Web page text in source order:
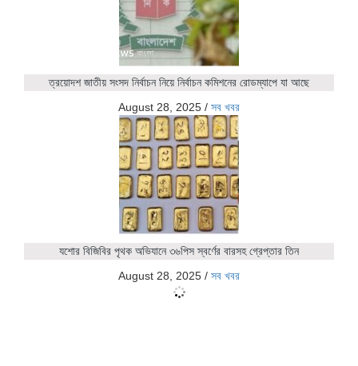
ত্রয়োদশ জাতীয় সংসদ নির্বাচন নিয়ে নির্বাচন কমিশনের রোডম্যাপে যা আছে
August 28, 2025 / সব খবর
যশোর বিজিবির পৃথক অভিযানে ৩৬পিস স্বর্ণের বারসহ গ্রেপ্তার তিন
August 28, 2025 / সব খবর